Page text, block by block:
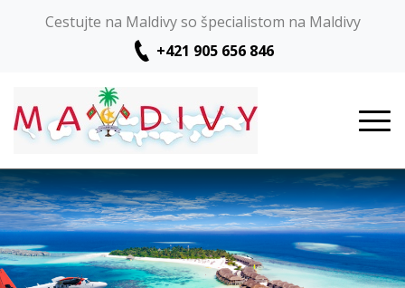
Cestujte na Maldivy so špecialistom na Maldivy
+421 905 656 846